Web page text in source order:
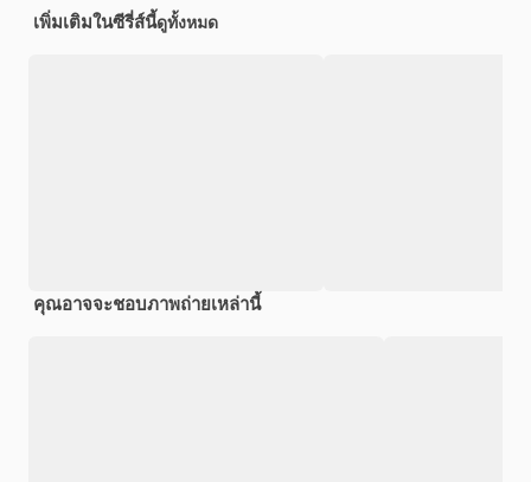
เพิ่มเติมในซีรี่ส์นี้ดูทั้งหมด
คุณอาจจะชอบภาพถ่ายเหล่านี้